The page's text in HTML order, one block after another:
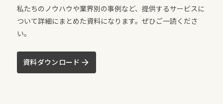
私たちのノウハウや業界別の事例など、提供するサービスに
ついて詳細にまとめた資料になります。ぜひご一読くださ
い。
資料ダウンロード